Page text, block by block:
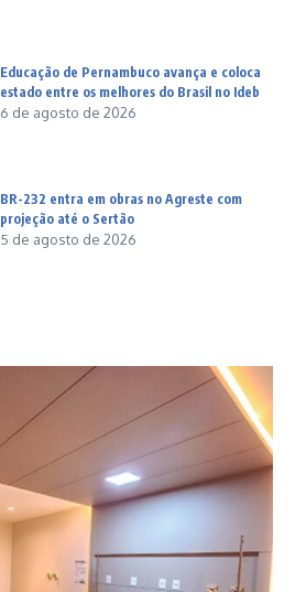
Educação de Pernambuco avança e coloca
estado entre os melhores do Brasil no Ideb
6 de agosto de 2026
BR-232 entra em obras no Agreste com
projeção até o Sertão
5 de agosto de 2026